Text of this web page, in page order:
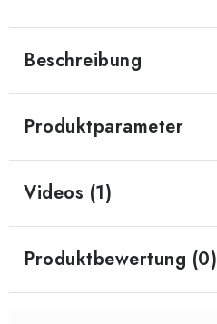
Beschreibung
Produktparameter
Videos (1)
Produktbewertung (0)